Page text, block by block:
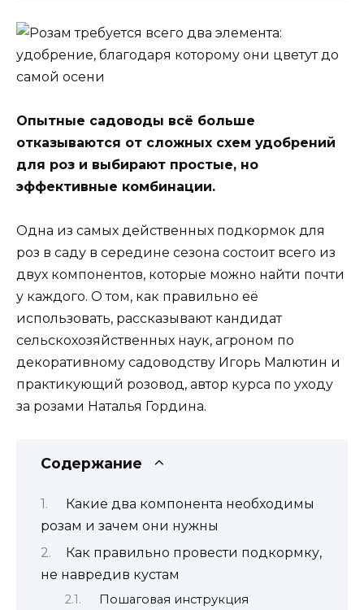
Опытные садоводы всё больше
отказываются от сложных схем удобрений
для роз и выбирают простые, но
эффективные комбинации.
Одна из самых действенных подкормок для
роз в саду в середине сезона состоит всего из
двух компонентов, которые можно найти почти
у каждого. О том, как правильно её
использовать, рассказывают кандидат
сельскохозяйственных наук, агроном по
декоративному садоводству Игорь Малютин и
практикующий розовод, автор курса по уходу
за розами Наталья Гордина.
Содержание
Какие два компонента необходимы
розам и зачем они нужны
Как правильно провести подкормку,
не навредив кустам
Пошаговая инструкция